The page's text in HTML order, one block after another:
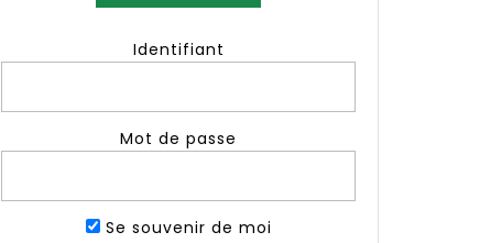
Identifiant
Mot de passe
Se souvenir de moi